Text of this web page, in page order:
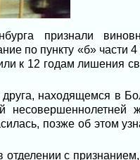
признали
по пункту «б» части 4
к 12 годам лишения
друга, находящемся в
несовершеннолетней
позже об этом
с